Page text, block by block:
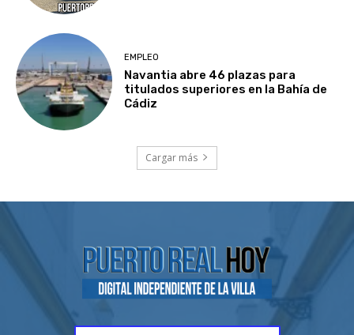
EMPLEO
Navantia abre 46 plazas para
titulados superiores en la Bahía de
Cádiz
Cargar más